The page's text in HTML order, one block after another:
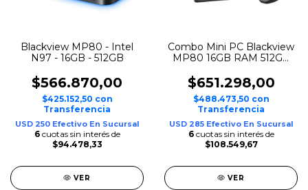
Blackview MP80 - Intel
N97 - 16GB - 512GB
$566.870,00
$425.152,50 con
Transferencia
USD 250 Efectivo En Sucursal
6 cuotas sin interés de
$94.478,33
VER
Combo Mini PC Blackview
MP80 16GB RAM 512GB
Mouse Logitech
Inalámbrico
$651.298,00
$488.473,50 con
Transferencia
USD 285 Efectivo En Sucursal
6 cuotas sin interés de
$108.549,67
VER